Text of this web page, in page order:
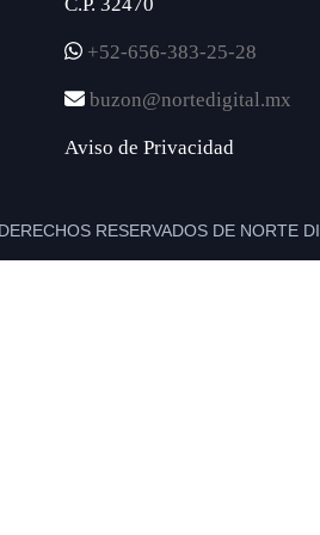
+52-656-383-25-28
buzon@nortedigital.mx
Aviso de Privacidad
RESERVADOS DE NORTE